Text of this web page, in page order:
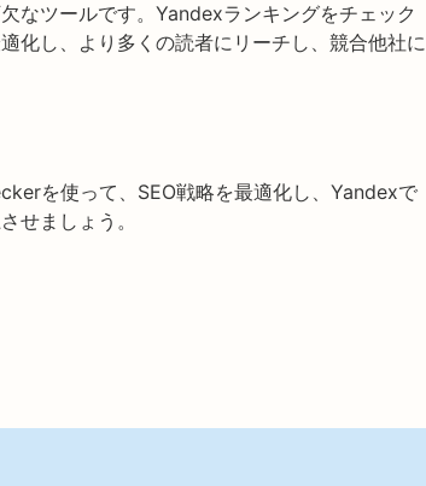
なツールです。Yandexランキングをチェック
化し、より多くの読者にリーチし、競合他社に
を使って、SEO戦略を最適化し、Yandexで
せましょう。